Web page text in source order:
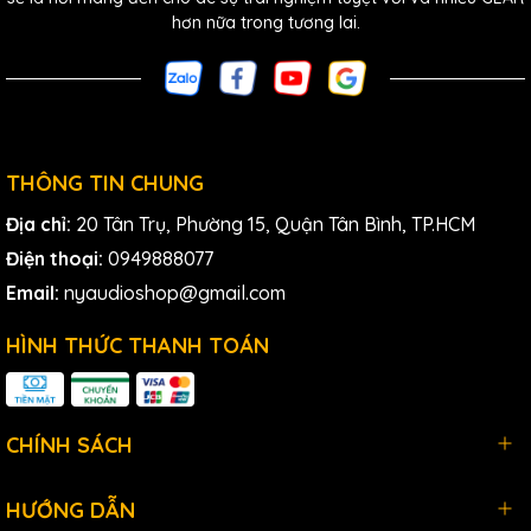
hơn nữa trong tương lai.
THÔNG TIN CHUNG
Địa chỉ: 20 Tân Trụ, Phường 15, Quận Tân Bình, TP.HCM
Điện thoại: 0949888077
Email: nyaudioshop@gmail.com
HÌNH THỨC THANH TOÁN
CHÍNH SÁCH
HƯỚNG DẪN